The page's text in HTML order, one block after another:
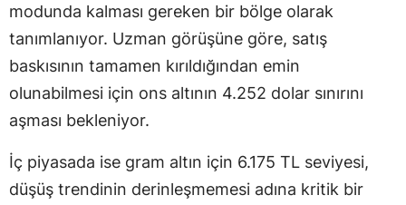
modunda kalması gereken bir bölge olarak
tanımlanıyor. Uzman görüşüne göre, satış
baskısının tamamen kırıldığından emin
olunabilmesi için ons altının 4.252 dolar sınırını
aşması bekleniyor.
İç piyasada ise gram altın için 6.175 TL seviyesi,
düşüş trendinin derinleşmemesi adına kritik bir